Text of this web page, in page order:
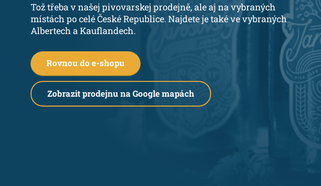
Tož třeba v našej pivovarskej prodejně, ale aj na vybraných
místách po celé České Republice. Najdete je také ve vybraných
Albertech a Kauflandech.
Rovnou do e-shopu
Zobrazit prodejnu na Google mapách